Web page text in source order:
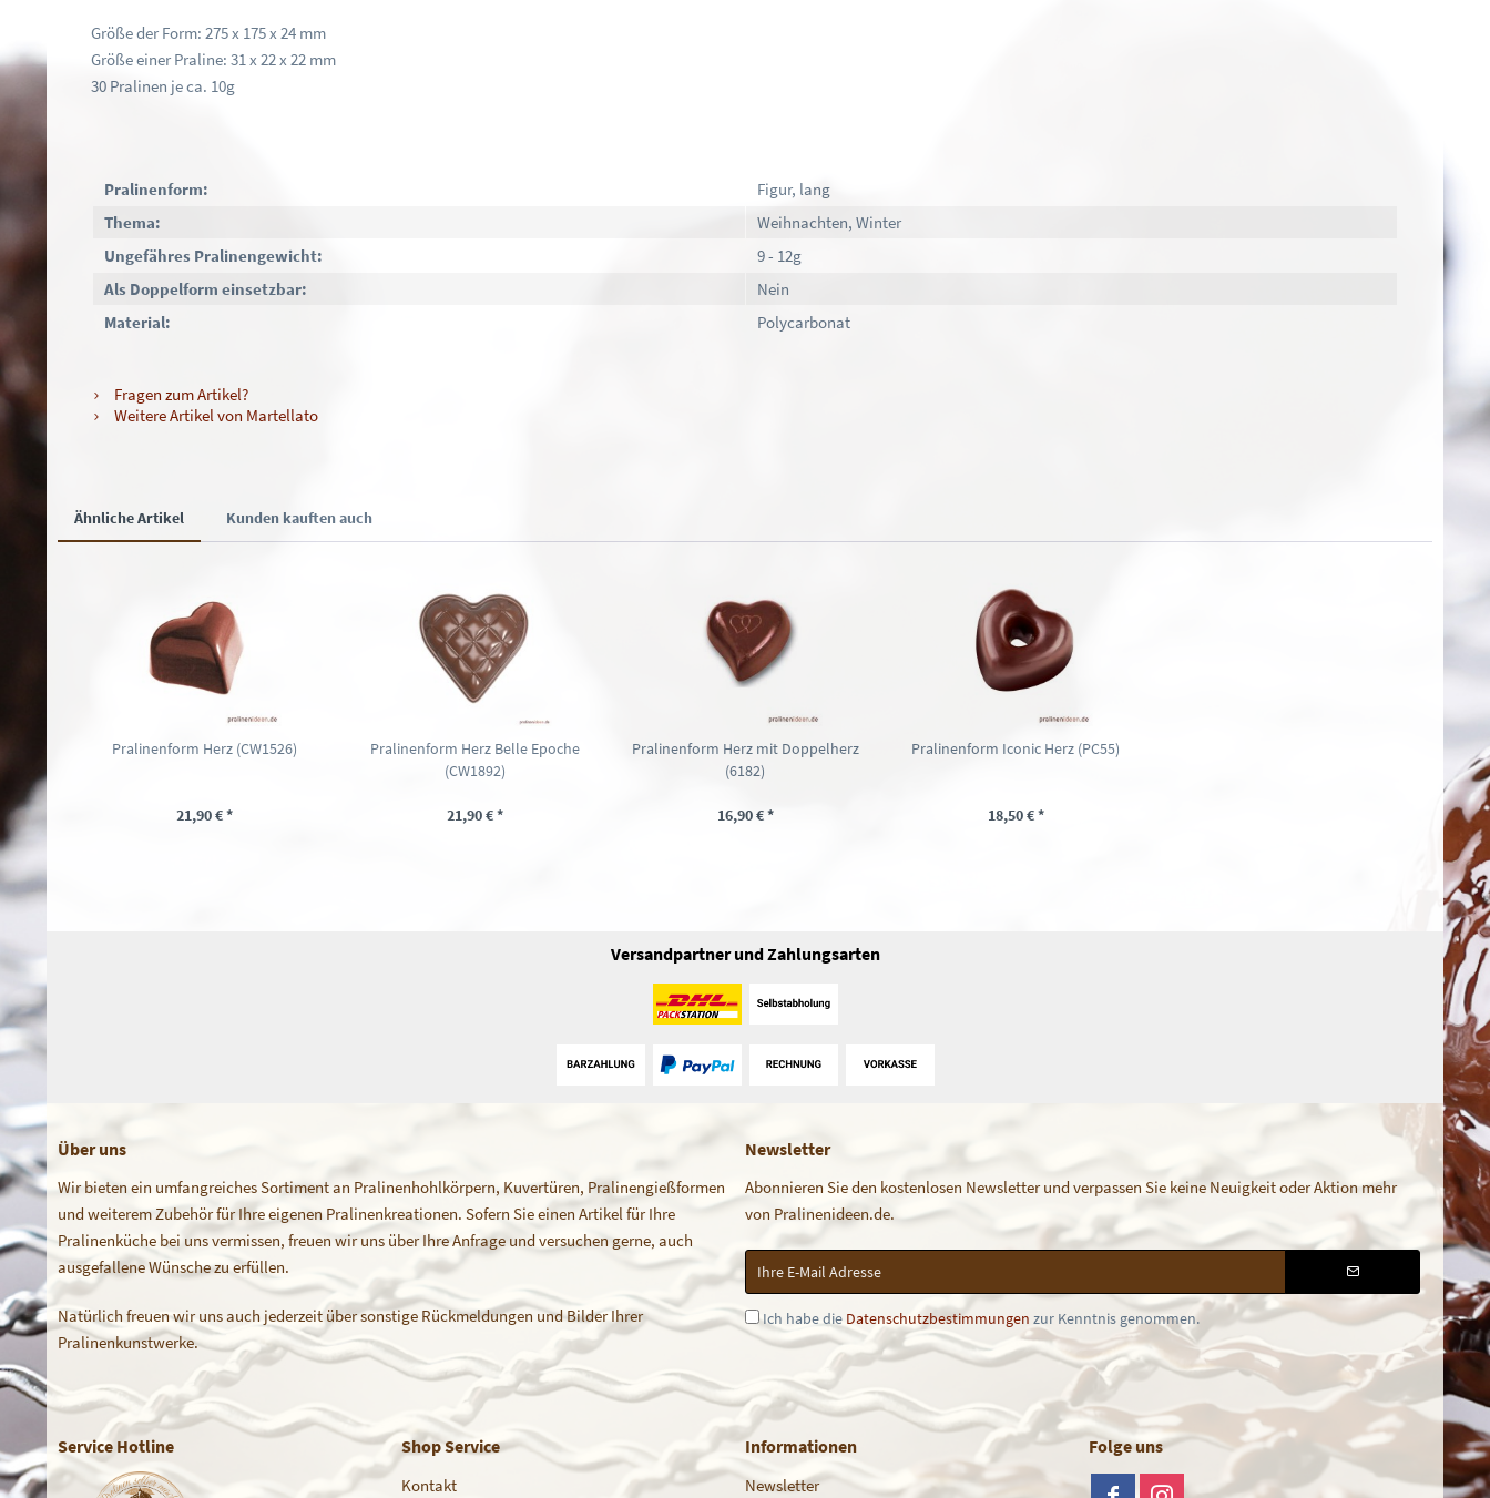
Größe der Form: 275 x 175 x 24 mm
Größe einer Praline: 31 x 22 x 22 mm
30 Pralinen je ca. 10g
Pralinenform:
Figur, lang
Thema:
Weihnachten, Winter
Ungefähres Pralinengewicht:
9 - 12g
Als Doppelform einsetzbar:
Nein
Material:
Polycarbonat
Fragen zum Artikel?
Weitere Artikel von Martellato
Ähnliche Artikel Kunden kauften auch
Pralinenform Herz (CW1526)
21,90 € *
Pralinenform Herz Belle Epoche
(CW1892)
21,90 € *
Pralinenform Herz mit Doppelherz
(6182)
16,90 € *
Pralinenform Iconic Herz (PC55)
18,50 € *
Versandpartner und Zahlungsarten
Über uns
Wir bieten ein umfangreiches Sortiment an Pralinenhohlkörpern, Kuvertüren, Pralinengießformen
und weiterem Zubehör für Ihre eigenen Pralinenkreationen. Sofern Sie einen Artikel für Ihre
Pralinenküche bei uns vermissen, freuen wir uns über Ihre Anfrage und versuchen gerne, auch
ausgefallene Wünsche zu erfüllen.
Natürlich freuen wir uns auch jederzeit über sonstige Rückmeldungen und Bilder Ihrer
Pralinenkunstwerke.
Newsletter
Abonnieren Sie den kostenlosen Newsletter und verpassen Sie keine Neuigkeit oder Aktion mehr
von Pralinenideen.de.
Ich habe die Datenschutzbestimmungen zur Kenntnis genommen.
Service Hotline Shop Service
Kontakt
Informationen
Newsletter
Folge uns